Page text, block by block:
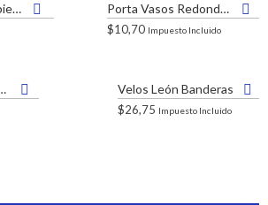
Camisas Modelo Despierta Porta Vasos Redondos
$10,70 Impuesto Incluido
Despierta Velos León Banderas
$26,75 Impuesto Incluido